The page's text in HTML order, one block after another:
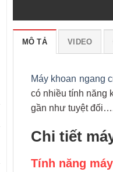
MÔ TẢ VIDEO
Máy khoan ngang
có nhiều tính năng
gần như tuyệt
Chi tiết
Tính năng